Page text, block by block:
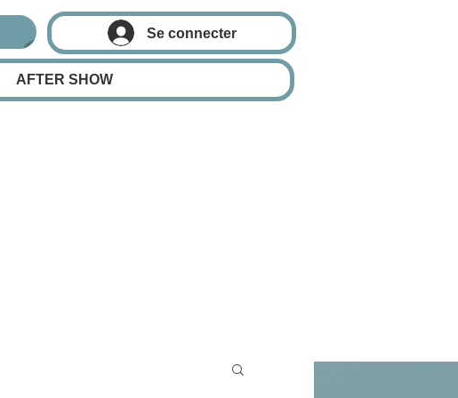
Se connecter
AFTER SHOW